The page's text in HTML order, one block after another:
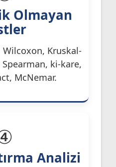
Olmayan
Kruskal-
ki-kare,
McNemar.
Analizi